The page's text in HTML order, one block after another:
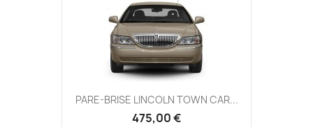
PARE-BRISE LINCOLN TOWN CAR...
475,00 €